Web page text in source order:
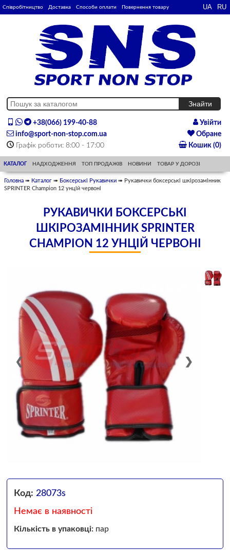
Співробітництво Доставка Способи оплати Повернення товару
+38(066) 199-40-88
info@sport-non-stop.com.ua
Графік роботи: 8:00 - 17:00
Увійти
Обране
Кошик (0)
КАТАЛОГ НАДХОДЖЕННЯ ТОП ПРОДАЖІВ НОВИНИ ТОВАР У ДОРОЗІ
Головна ➠ Каталог ➠ Боксерські Рукавички ➠ Рукавички боксерські шкірозамінник
SPRINTER Champion 12 унцій червоні
РУКАВИЧКИ БОКСЕРСЬКІ
ШКІРОЗАМІННИК SPRINTER
CHAMPION 12 УНЦІЙ ЧЕРВОНІ
❮ ❯
Код: 28073s
Немає в наявності
Кількість в упаковці:пар